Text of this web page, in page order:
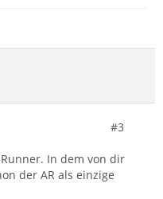
#3
In dem von dir
der AR als einzige